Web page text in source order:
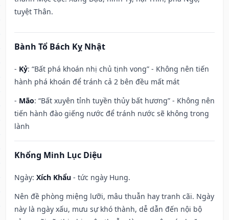
tuyệt Thân.
Bành Tổ Bách Kỵ Nhật
- Kỷ: “Bất phá khoán nhị chủ tịnh vong” - Không nên tiến
hành phá khoán để tránh cả 2 bên đều mất mát
- Mão: “Bất xuyên tỉnh tuyền thủy bất hương” - Không nên
tiến hành đào giếng nước để tránh nước sẽ không trong
lành
Khổng Minh Lục Diệu
Ngày: Xích Khẩu - tức ngày Hung.
Nên đề phòng miệng lưỡi, mâu thuẫn hay tranh cãi. Ngày
này là ngày xấu, mưu sự khó thành, dễ dẫn đến nội bộ